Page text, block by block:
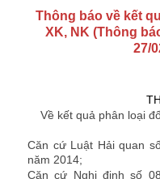
Thông báo về kết
XK, NK (Thông
27/
Về kết quả phân loại
Căn cứ Luật Hải quan
năm 2014;
Căn cứ Nghị định số